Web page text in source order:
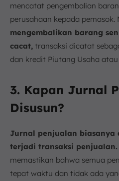
mencatat pengembalian
perusahaan kepada pemasok.
mengembalikan barang
cacat, transaksi dicatat
dan kredit Piutang Usaha atau
3. Kapan Jurnal
Disusun?
Jurnal penjualan biasanya
terjadi transaksi penjualan.
memastikan bahwa semua
tepat waktu dan tidak ada